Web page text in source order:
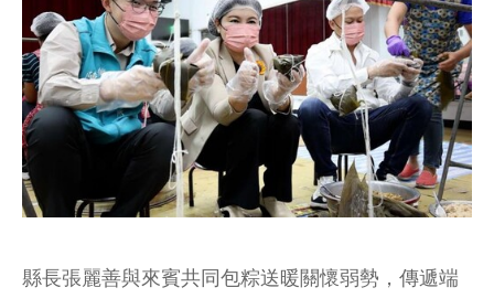
縣長張麗善與來賓共同包粽送暖關懷弱勢，傳遞端